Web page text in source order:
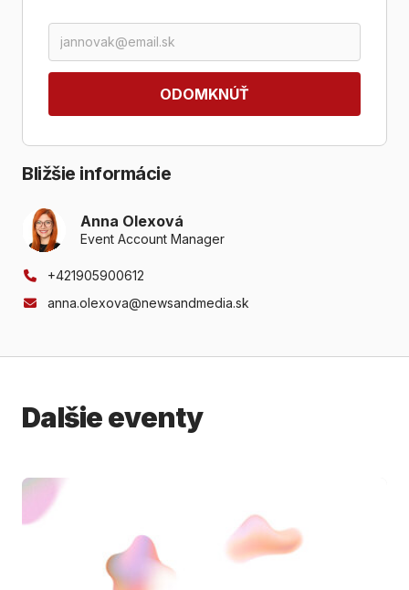
Email
ODOMKNÚŤ
Bližšie informácie
Anna Olexová
Event Account Manager
+421905900612
anna.olexova@newsandmedia.sk
Dalšie eventy